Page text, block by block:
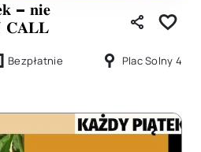
– 𝐧𝐢𝐞
𝐂𝐀𝐋𝐋
Bezpłatnie Plac Solny 4